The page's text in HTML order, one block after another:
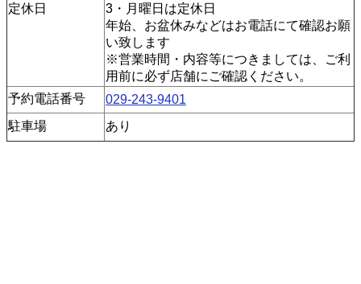
定休日
3・月曜日は定休日
年始、お盆休みなどはお電話にて確認お願
い致します
※営業時間・内容等につきましては、ご利
用前に必ず店舗にご確認ください。
予約電話番号
029-243-9401
駐車場
あり